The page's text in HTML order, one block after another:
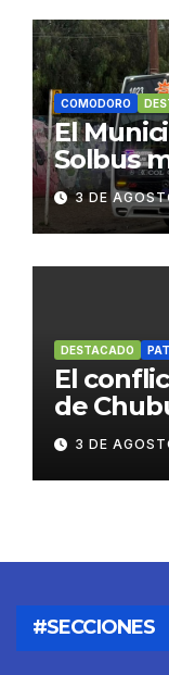
COMODORO
El
Solbus
3 DE
DESTACADO
El
de
3 DE
#SECCIONES